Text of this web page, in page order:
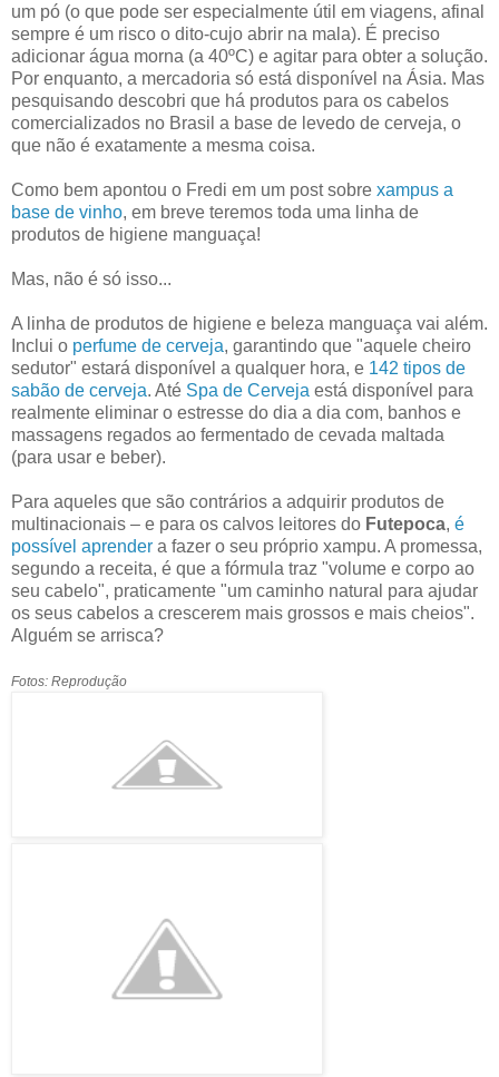
um pó (o que pode ser especialmente útil em viagens, afinal
sempre é um risco o dito-cujo abrir na mala). É preciso
adicionar água morna (a 40ºC) e agitar para obter a solução.
Por enquanto, a mercadoria só está disponível na Ásia. Mas
pesquisando descobri que há produtos para os cabelos
comercializados no Brasil a base de levedo de cerveja, o
que não é exatamente a mesma coisa.
Como bem apontou o Fredi em um post sobre xampus a
base de vinho, em breve teremos toda uma linha de
produtos de higiene manguaça!
Mas, não é só isso...
A linha de produtos de higiene e beleza manguaça vai além.
Inclui o perfume de cerveja, garantindo que "aquele cheiro
sedutor" estará disponível a qualquer hora, e 142 tipos de
sabão de cerveja. Até Spa de Cerveja está disponível para
realmente eliminar o estresse do dia a dia com, banhos e
massagens regados ao fermentado de cevada maltada
(para usar e beber).
Para aqueles que são contrários a adquirir produtos de
multinacionais – e para os calvos leitores do Futepoca, é
possível aprender a fazer o seu próprio xampu. A promessa,
segundo a receita, é que a fórmula traz "volume e corpo ao
seu cabelo", praticamente "um caminho natural para ajudar
os seus cabelos a crescerem mais grossos e mais cheios".
Alguém se arrisca?
Fotos: Reprodução